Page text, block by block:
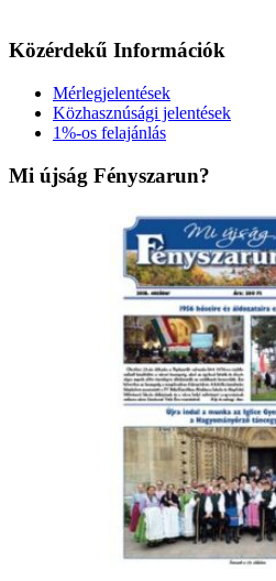
Közérdekű Információk
Mérlegjelentések
Közhasznúsági jelentések
1%-os felajánlás
Mi újság Fényszarun?